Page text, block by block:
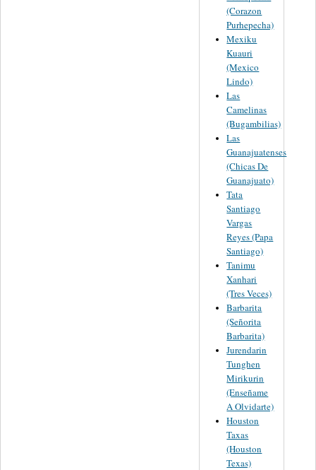
(Corazon
Purhepecha)
Mexiku
Kuauri
(Mexico
Lindo)
Las
Camelinas
(Bugambilias)
Las
Guanajuatenses
(Chicas De
Guanajuato)
Tata
Santiago
Vargas
Reyes (Papa
Santiago)
Tanimu
Xanhari
(Tres Veces)
Barbarita
(Señorita
Barbarita)
Jurendarin
Tunghen
Mirikurin
(Enseñame
A Olvidarte)
Houston
Taxas
(Houston
Texas)